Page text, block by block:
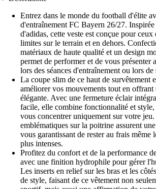
Entrez dans le monde du football d'élite
d'entraînement FC Bayern 26/27.
d'adidas, cette veste est conçue pour ceux
limites sur le terrain et en dehors.
matériaux de haute qualité et un design
permet de performer et de vous présenter
lors des séances d'entraînement ou lors de
La coupe slim de ce haut de survêtement
améliorer vos mouvements tout en offrant
élégante. Avec une fermeture éclair
facile, elle combine fonctionnalité et style,
vous concentrer uniquement sur votre
emblématiques sur la poitrine assurent
vous garantissant de rester au frais même
plus intenses.
Profitez du confort et de la performance
avec une finition hydrophile pour gérer
Les inserts en relief sur les bras et les
de style, faisant de ce vêtement non